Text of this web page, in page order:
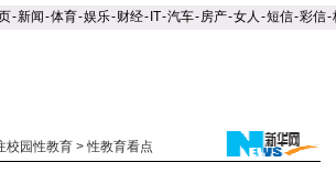
-新闻-体育-娱乐-财经- IT-汽车-房产-女人 -短信-彩信-
校园性教育>性教育看点